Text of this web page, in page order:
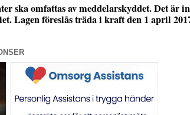
ska omfattas av meddelarskyddet. Det är
Lagen föreslås träda i kraft den 1 april